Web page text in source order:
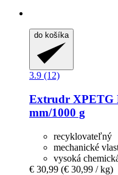
do košíka
3.9 (12)
Extrudr XPETG
mm/1000 g
recyklovateľný
mechanické
vysoká
€ 30,99 (€ 30,99 / kg)